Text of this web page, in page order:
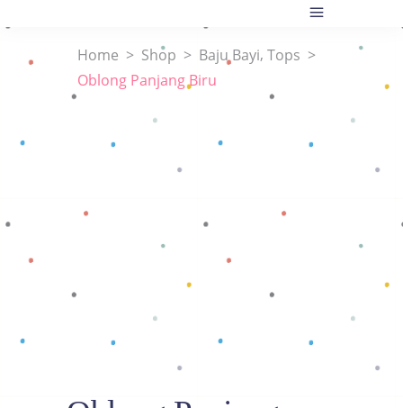
Home > Shop > Baju Bayi, Tops >
Oblong Panjang Biru